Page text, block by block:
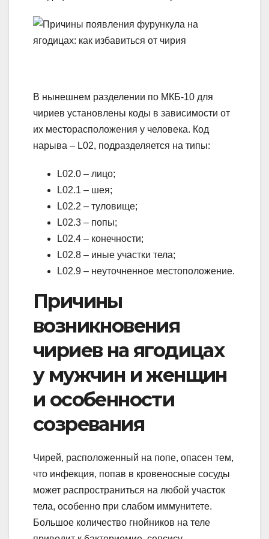
В нынешнем разделении по МКБ-10 для
чириев установлены коды в зависимости от
их месторасположения у человека. Код
нарыва – L02, подразделяется на типы:
L02.0 – лицо;
L02.1 – шея;
L02.2 – туловище;
L02.3 – попы;
L02.4 – конечности;
L02.8 – иные участки тела;
L02.9 – неуточненное местоположение.
Причины
возникновения
чириев на ягодицах
у мужчин и женщин
и особенности
созревания
Чирей, расположенный на попе, опасен тем,
что инфекция, попав в кровеносные сосуды
может распространиться на любой участок
тела, особенно при слабом иммунитете.
Большое количество гнойников на теле